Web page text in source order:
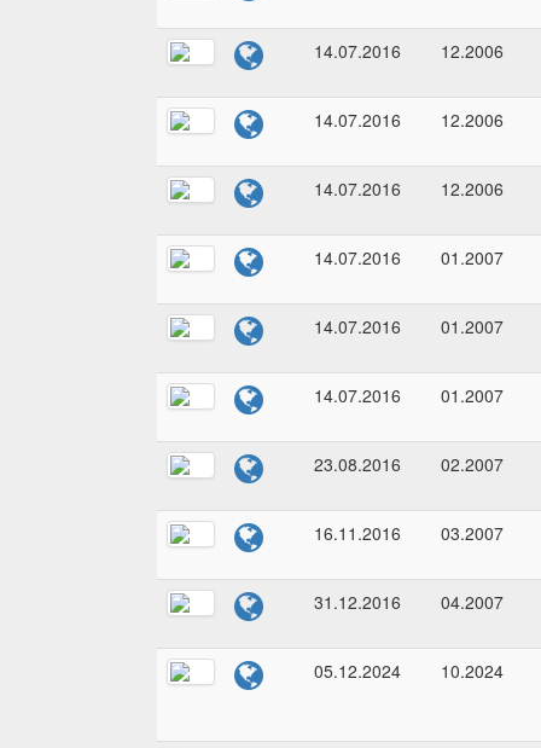
14.07.2016 12.2006
14.07.2016 12.2006
14.07.2016 12.2006
14.07.2016 01.2007
14.07.2016 01.2007
14.07.2016 01.2007
23.08.2016 02.2007
16.11.2016 03.2007
31.12.2016 04.2007
05.12.2024 10.2024